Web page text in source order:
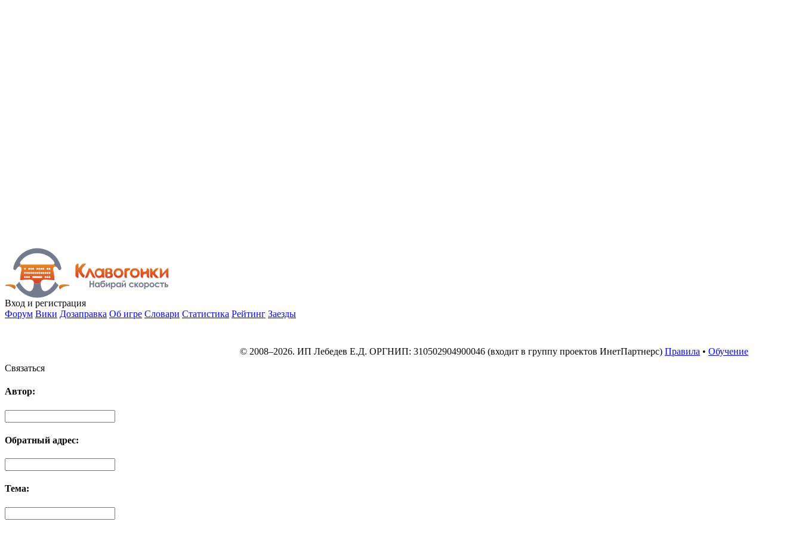
Вход и регистрация
Форум Вики Дозаправка Об игре Словари Статистика Рейтинг Заезды
© 2008–2026. ИП Лебедев Е.Д. ОРГНИП: 310502904900046 (входит в группу проектов ИнетПартнерс) Правила • Обучение
Связаться
Автор:
Обратный адрес:
Тема: